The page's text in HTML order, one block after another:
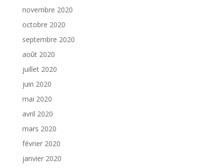
novembre 2020
octobre 2020
septembre 2020
août 2020
juillet 2020
juin 2020
mai 2020
avril 2020
mars 2020
février 2020
janvier 2020